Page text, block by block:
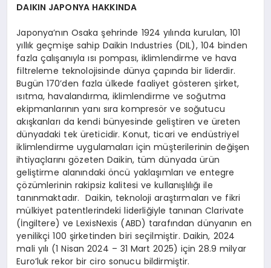
DAIKIN JAPONYA HAKKINDA
Japonya’nın Osaka şehrinde 1924 yılında kurulan, 101
yıllık geçmişe sahip Daikin Industries (DIL), 104 binden
fazla çalışanıyla ısı pompası, iklimlendirme ve hava
filtreleme teknolojisinde dünya çapında bir liderdir.
Bugün 170’den fazla ülkede faaliyet gösteren şirket,
ısıtma, havalandırma, iklimlendirme ve soğutma
ekipmanlarının yanı sıra kompresör ve soğutucu
akışkanları da kendi bünyesinde geliştiren ve üreten
dünyadaki tek üreticidir. Konut, ticari ve endüstriyel
iklimlendirme uygulamaları için müşterilerinin değişen
ihtiyaçlarını gözeten Daikin, tüm dünyada ürün
geliştirme alanındaki öncü yaklaşımları ve entegre
çözümlerinin rakipsiz kalitesi ve kullanışlılığı ile
tanınmaktadır. Daikin, teknoloji araştırmaları ve fikri
mülkiyet patentlerindeki liderliğiyle tanınan Clarivate
(İngiltere) ve LexisNexis (ABD) tarafından dünyanın en
yenilikçi 100 şirketinden biri seçilmiştir. Daikin, 2024
mali yılı (1 Nisan 2024 – 31 Mart 2025) için 28.9 milyar
Euro’luk rekor bir ciro sonucu bildirmiştir.